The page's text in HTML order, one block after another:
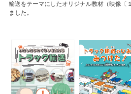
輸送をテーマにしたオリジナル教材（映像〔
ました。